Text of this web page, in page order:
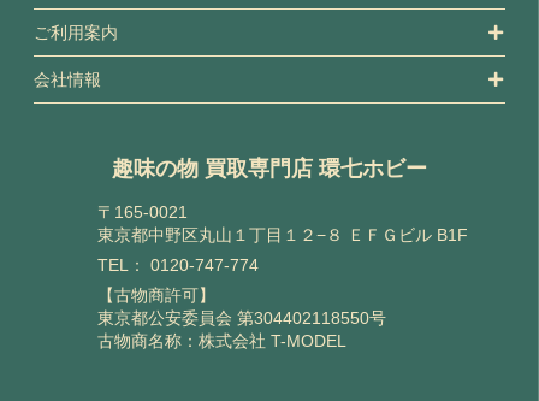
ご利用案内
会社情報
趣味の物 買取専門店 環七ホビー
〒165-0021
東京都中野区丸山１丁目１２−８ ＥＦＧビル B1F
TEL： 0120-747-774
【古物商許可】
東京都公安委員会 第304402118550号
古物商名称：株式会社 T-MODEL